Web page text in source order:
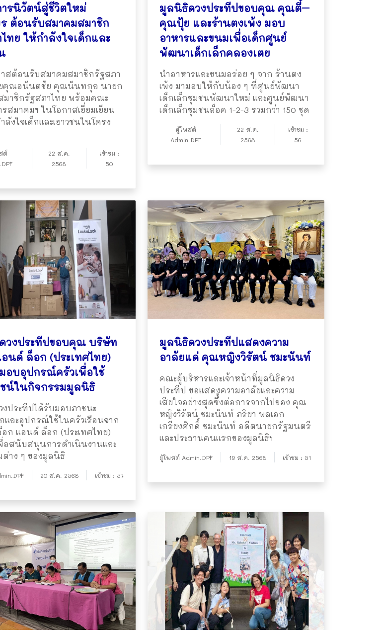
รนิวัตน์สู่ชีวิตใหม่
ต้อนรับสมาคมสมาชิก
ทย ให้กำลังใจเด็กและ
าสต้อนรับสมาคมสมาชิกรัฐสภา
คุณอนันตชัย คุณนันทกุล นายก
มาชิกรัฐสภาไทย พร้อมคณะ
สมาคมฯ ในโอกาสเยี่ยมเยียน
ลังใจเด็กและเยาวชนในโครง
ต์
22 ส.ค.
2568
เข้าชม :
50
มูลนิธิดวงประทีปขอบคุณ คุณตี๋–
คุณปุ้ย และร้านตงเพ้ง มอบ
อาหารและขนมเพื่อเด็กศูนย์
พัฒนาเด็กเล็กคลองเตย
นำอาหารและขนมอร่อย ๆ จาก ร้านตง
เพ้ง มามอบให้กับน้อง ๆ ที่ศูนย์พัฒนา
เด็กเล็กชุมชนพัฒนาใหม่ และศูนย์พัฒนา
เด็กเล็กชุมชนล็อค 1-2-3 รวมกว่า 150 ชุด
ผู้โพสต์
Admin.DPF
22 ส.ค.
2568
เข้าชม :
56
วงประทีปขอบคุณ บริษัท
นด์ ล็อก (ประเทศไทย)
อบอุปกรณ์ครัวเพื่อใช้
ชน์ในกิจกรรมมูลนิธิ
ประทีปได้รับมอบภาชนะ
และอุปกรณ์ใช้ในครัวเรือนจาก
ก แอนด์ ล็อก (ประเทศไทย)
อสนับสนุนการดำเนินงานและ
ต่าง ๆ ของมูลนิธิ
20 ส.ค. 2568 เข้าชม : 57
มูลนิธิดวงประทีปแสดงความ
อาลัยแด่ คุณหญิงวิรัตน์ ชมะนันท์
คณะผู้บริหารและเจ้าหน้าที่มูลนิธิดวง
ประทีป ขอแสดงความอาลัยและความ
เสียใจอย่างสุดซึ้งต่อการจากไปของ คุณ
หญิงวิรัตน์ ชมะนันท์ ภริยา พลเอก
เกรียงศักดิ์ ชมะนันท์ อดีตนายกรัฐมนตรี
และประธานคนแรกของมูลนิธิฯ
ผู้โพสต์ Admin.DPF 19 ส.ค. 2568 เข้าชม : 51